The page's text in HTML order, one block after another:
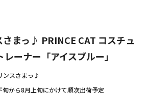
まっ♪ PRINCE CAT コスチュ
ーナー「アイスブルー」
ンスさまっ♪
旬から8月上旬にかけて順次出荷予定